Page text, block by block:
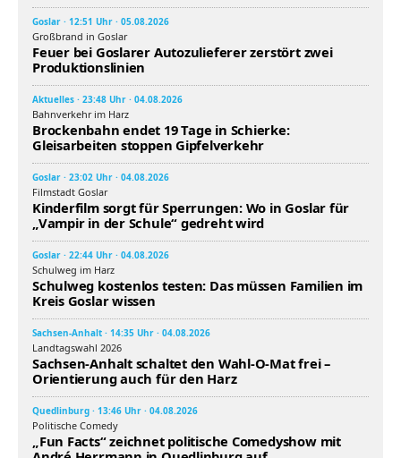
Goslar · 12:51 Uhr · 05.08.2026
Großbrand in Goslar
Feuer bei Goslarer Autozulieferer zerstört zwei
Produktionslinien
Aktuelles · 23:48 Uhr · 04.08.2026
Bahnverkehr im Harz
Brockenbahn endet 19 Tage in Schierke:
Gleisarbeiten stoppen Gipfelverkehr
Goslar · 23:02 Uhr · 04.08.2026
Filmstadt Goslar
Kinderfilm sorgt für Sperrungen: Wo in Goslar für
„Vampir in der Schule“ gedreht wird
Goslar · 22:44 Uhr · 04.08.2026
Schulweg im Harz
Schulweg kostenlos testen: Das müssen Familien im
Kreis Goslar wissen
Sachsen-Anhalt · 14:35 Uhr · 04.08.2026
Landtagswahl 2026
Sachsen-Anhalt schaltet den Wahl-O-Mat frei –
Orientierung auch für den Harz
Quedlinburg · 13:46 Uhr · 04.08.2026
Politische Comedy
„Fun Facts“ zeichnet politische Comedyshow mit